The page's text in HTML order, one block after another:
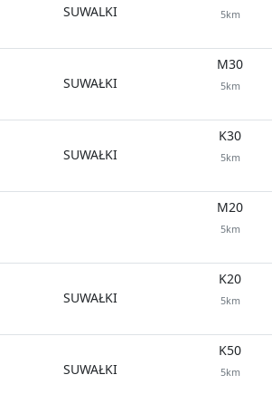
SUWALKI 5km
SUWAŁKI
M30
5km
SUWAŁKI
K30
5km
M20
5km
SUWAŁKI
K20
5km
SUWAŁKI
K50
5km